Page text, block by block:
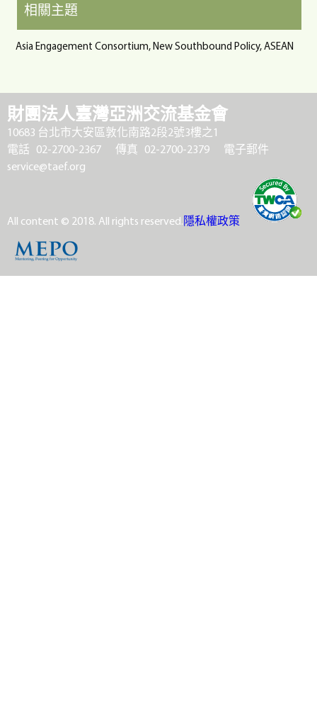
相關主題
Asia Engagement Consortium, New Southbound Policy, ASEAN
財團法人臺灣亞洲交流基金會
10683 台北市大安區敦化南路2段2號3樓之1
電話 02-2700-2367
傳真 02-2700-2379
電子郵件
service@taef.org
All content © 2018. All rights reserved.隱私權政策